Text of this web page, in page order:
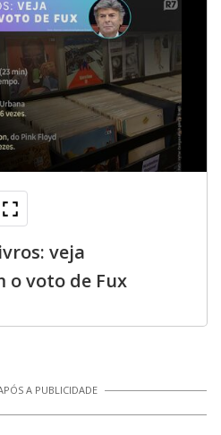
veja
o voto de Fux
A PUBLICIDADE